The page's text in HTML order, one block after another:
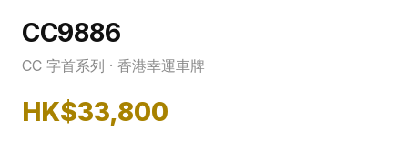
CC9886
CC 字首系列 · 香港幸運車牌
HK$33,800